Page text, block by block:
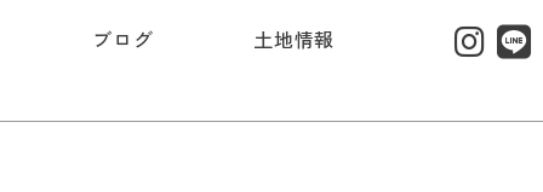
ブログ 土地情報